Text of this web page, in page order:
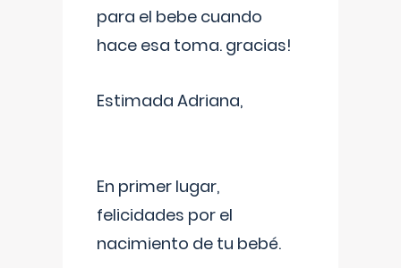
para el bebe cuando
hace esa toma. gracias!
Estimada Adriana,
En primer lugar,
felicidades por el
nacimiento de tu bebé.